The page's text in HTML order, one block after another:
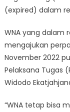
(expired) dalam
WNA yang dalam
mengajukan
November 2022
Pelaksana Tugas
Widodo
“WNA tetap bisa